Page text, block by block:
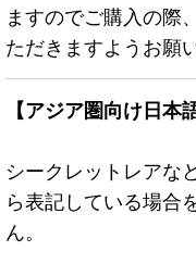
ますのでご購入の際
ただきますようお願
【アジア圏向け日本
シークレットレアな
ら表記している場合
ん。